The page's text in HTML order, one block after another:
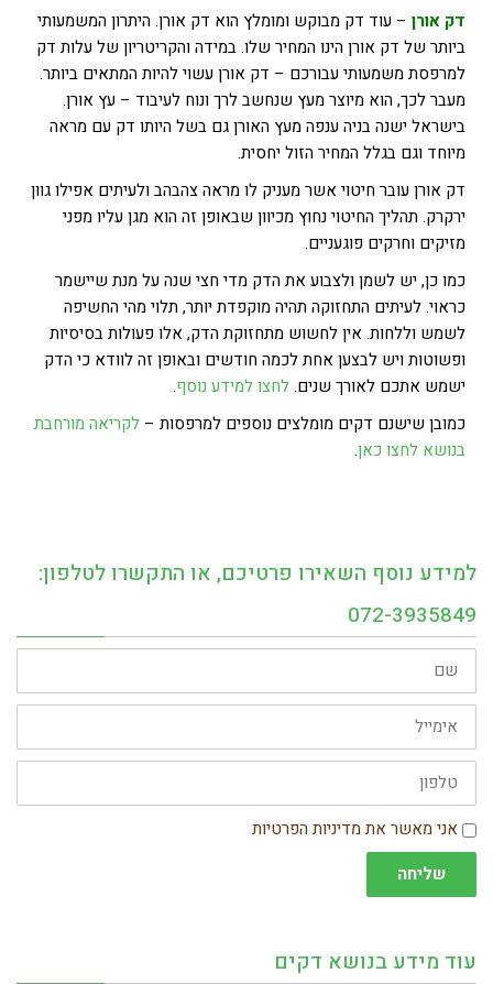
דק אורן – עוד דק מבוקש ומומלץ הוא דק אורן. היתרון המשמעותי
ביותר של דק אורן הינו המחיר שלו. במידה והקריטריון של עלות דק
למרפסת משמעותי עבורכם – דק אורן עשוי להיות המתאים ביותר.
מעבר לכך, הוא מיוצר מעץ שנחשב לרך ונוח לעיבוד – עץ אורן.
בישראל ישנה בניה ענפה מעץ האורן גם בשל היותו דק עם מראה
מיוחד וגם בגלל המחיר הזול יחסית.
דק אורן עובר חיטוי אשר מעניק לו מראה צהבהב ולעיתים אפילו גוון
ירקרק. תהליך החיטוי נחוץ מכיוון שבאופן זה הוא מגן עליו מפני
מזיקים וחרקים פוגעניים.
כמו כן, יש לשמן ולצבוע את הדק מדי חצי שנה על מנת שיישמר
כראוי. לעיתים התחזוקה תהיה מוקפדת יותר, תלוי מהי החשיפה
לשמש וללחות. אין לחשוש מתחזוקת הדק, אלו פעולות בסיסיות
ופשוטות ויש לבצען אחת לכמה חודשים ובאופן זה לוודא כי הדק
ישמש אתכם לאורך שנים.לחצו למידע נוסף.
כמובן שישנם דקים מומלצים נוספים למרפסות – לקריאה מורחבת
בנושא לחצו כאן.
למידע נוסף השאירו פרטיכם, או התקשרו לטלפון:
072-3935849
שם
אימייל
טלפון
הסכמה
אני מאשר את מדיניות הפרטיות
שליחה
עוד מידע בנושא דקים